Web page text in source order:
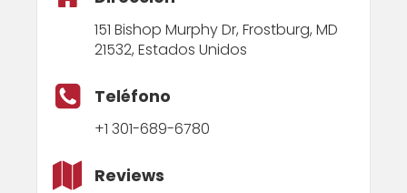
151 Bishop Murphy Dr, Frostburg, MD
21532, Estados Unidos
Teléfono
+1 301-689-6780
Reviews